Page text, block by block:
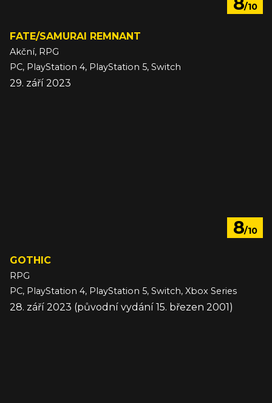
/10
FATE/SAMURAI REMNANT
Akční, RPG
PC, PlayStation 4, PlayStation 5, Switch
29. září 2023
8/10
GOTHIC
RPG
PC, PlayStation 4, PlayStation 5, Switch, Xbox Series
28. září 2023 (původní vydání 15. březen 2001)